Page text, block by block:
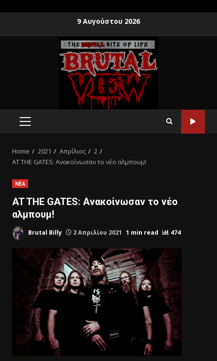
9 Αυγούστου 2026
Home 2021 Απρίλιος
2
AT THE GATES: Ανακοίνωσαν το νέο αλμπουμ!
ΝΕΑ
AT THE GATES: Ανακοίνωσαν το νέο
αλμπουμ!
Brutal Billy 2 Απριλίου 2021 1 min read 474